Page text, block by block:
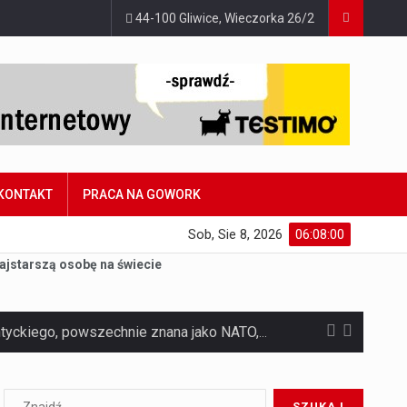
44-100 Gliwice, Wieczorka 26/2
PRACA NA GOWORK
06:08:01
Sob, Sie 8, 2026
osobę na świecie
Co to jest prognoza pogody na 14 dni? Prognoza pogody na 14 dni to niezwykle cenne narzędzie, które dostarcza szczegółowych informacji o długoterminowych warunkach atmosferycznych…